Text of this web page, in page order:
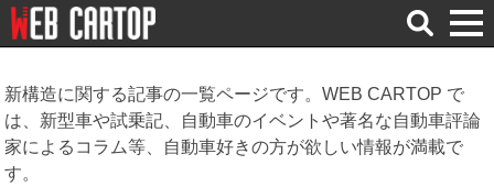
検
索
新構造に関する記事の一覧ページです。WEB CARTOP で
は、新型車や試乗記、自動車のイベントや著名な自動車評論
家によるコラム等、自動車好きの方が欲しい情報が満載で
す。